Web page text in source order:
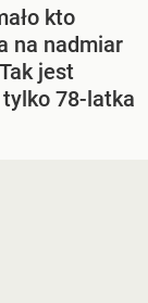
kto
na nadmiar
jest
78-latka